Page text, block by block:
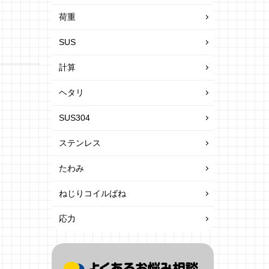
荷重
SUS
計算
ヘタリ
SUS304
ステンレス
たわみ
ねじりコイルばね
応力